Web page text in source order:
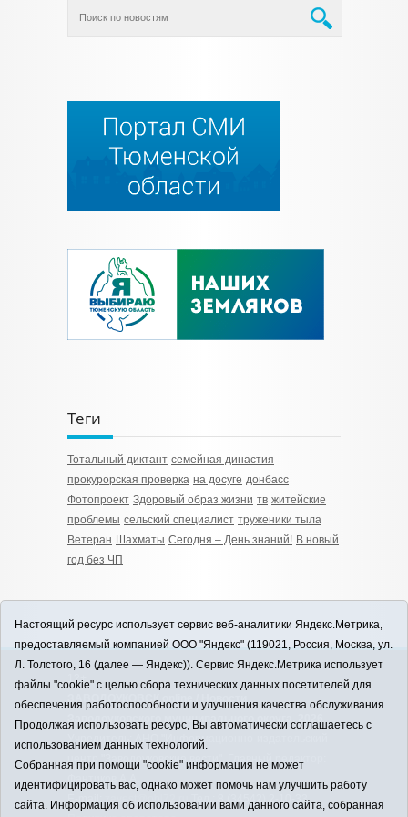
Теги
Тотальный диктант семейная династия
прокурорская проверка на досуге донбасс
Фотопроект Здоровый образ жизни тв житейские
проблемы сельский специалист труженики тыла
Ветеран Шахматы Сегодня – День знаний! В новый
год без ЧП
12+
ЗАВОДОУКОВСК online / Новости
Заводоуковского муниципального округа, 2026
Учредитель: АНО "Информационно-издательский
центр "Заводоуковские вести". Главный редактор:
E-mail:
zavest@obl72.ru
Тел.: 8 (34542) 2-10-33
Настоящий ресурс использует сервис веб-аналитики Яндекс.Метрика,
предоставляемый компанией ООО "Яндекс" (119021, Россия, Москва, ул.
Л. Толстого, 16 (далее — Яндекс)). Сервис Яндекс.Метрика использует
файлы "cookie" с целью сбора технических данных посетителей для
обеспечения работоспособности и улучшения качества обслуживания.
Продолжая использовать ресурс, Вы автоматически соглашаетесь с
использованием данных технологий.
Собранная при помощи "cookie" информация не может
идентифицировать вас, однако может помочь нам улучшить работу
сайта. Информация об использовании вами данного сайта, собранная